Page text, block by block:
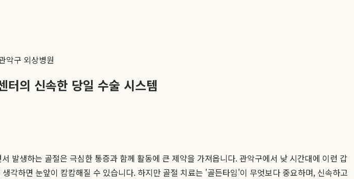
악구 외상병원
터의 신속한 당일 수술 시스템
발생하는 골절은 극심한 통증과 함께 활동에 큰 제약을 가져옵니다. 관악구에서 낮 시간대에 이런 갑
각하면 눈앞이 캄캄해질 수 있습니다. 하지만 골절 치료는 '골든타임'이 무엇보다 중요하며, 신속하고